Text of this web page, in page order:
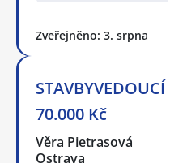
Zveřejněno: 3. srpna
70.000 Kč
Věra Pietrasová
Ostrava